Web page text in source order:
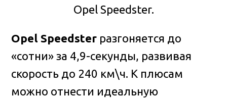
Opel Speedster.
Opel Speedster разгоняется до
«сотни» за 4,9-секунды, развивая
скорость до 240 км\ч. К плюсам
можно отнести идеальную